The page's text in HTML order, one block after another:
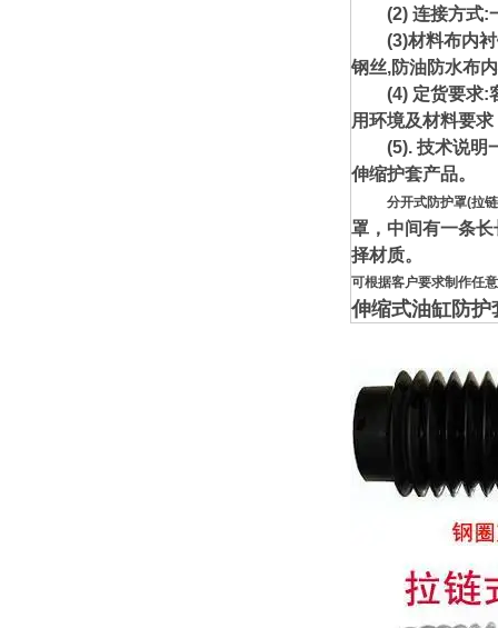
(2) 连接方式:一
(3)材料布内衬
钢丝,防油防水布
(4) 定货要求:客
用环境及材料要求
(5). 技术说明一
伸缩护套产品。
分开式防护罩(拉
罩，中间有一条
择材质。
可根据客户要求制作任
伸缩式油缸防护